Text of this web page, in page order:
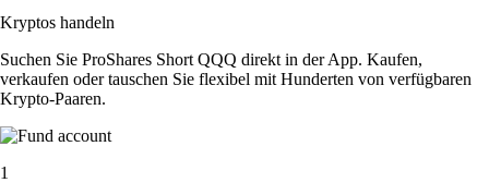
Kryptos handeln
Suchen Sie ProShares Short QQQ direkt in der App. Kaufen,
verkaufen oder tauschen Sie flexibel mit Hunderten von verfügbaren
Krypto-Paaren.
1